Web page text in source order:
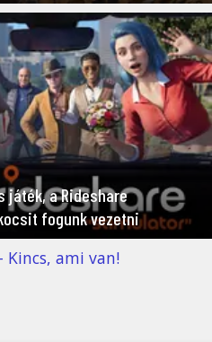
játék, a Rideshare
fogunk vezetni